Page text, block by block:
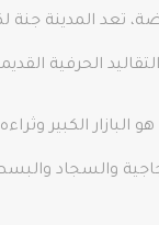
تعد
الحرفية
الكبير
والسجاد